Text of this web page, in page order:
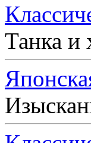
Танка и